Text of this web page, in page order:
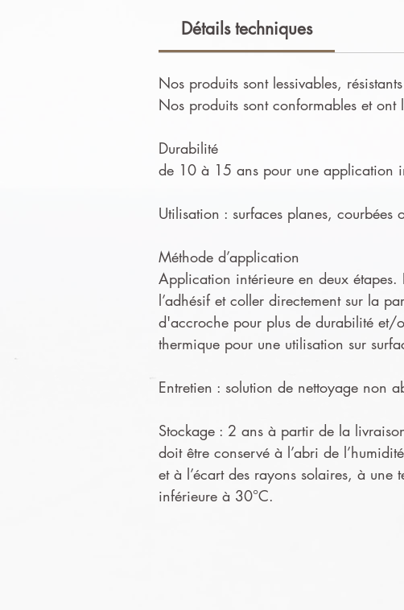
Détails techniques
Nos produits sont lessivables,
Nos produits sont conformables et ont
Durabilité
de 10 à 15 ans pour une application
Utilisation : surfaces planes,
Méthode d’application
Application intérieure en deux étapes.
l’adhésif et coller directement sur la
d'accroche pour plus de durabilité et/
thermique pour une utilisation sur
Entretien : solution de nettoyage non
Stockage : 2 ans à partir de la
doit être conservé à l’abri de
et à l’écart des rayons solaires, à une
inférieure à 30°C.